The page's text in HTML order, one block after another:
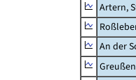
Artern,
An der